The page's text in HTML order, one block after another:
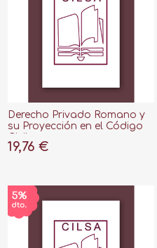
Derecho Privado Romano y
su Proyección en el Código
19,76 €